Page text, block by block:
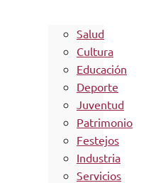
Salud
Cultura
Educación
Deporte
Juventud
Patrimonio
Festejos
Industria
Servicios